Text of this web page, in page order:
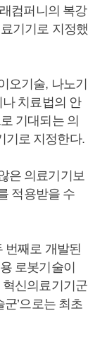
컴퍼니의 복강
기기로 지정했
오기술, 나노기
치료법의 안
기대되는 의
기로 지정한다.
은 의료기기보
적용받을 수
번째로 개발된
로봇기술이
신의료기기군
’으로는 최초